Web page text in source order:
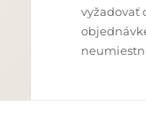
vyžadovať